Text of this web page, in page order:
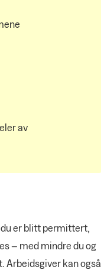
av
er blitt permittert,
– med mindre du og
Arbeidsgiver kan også